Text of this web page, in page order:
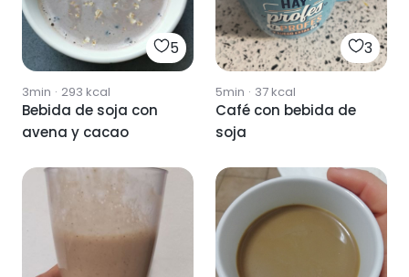
5
3min · 293 kcal
Bebida de soja con
avena y cacao
3
5min · 37kcal
Café con bebida de
soja